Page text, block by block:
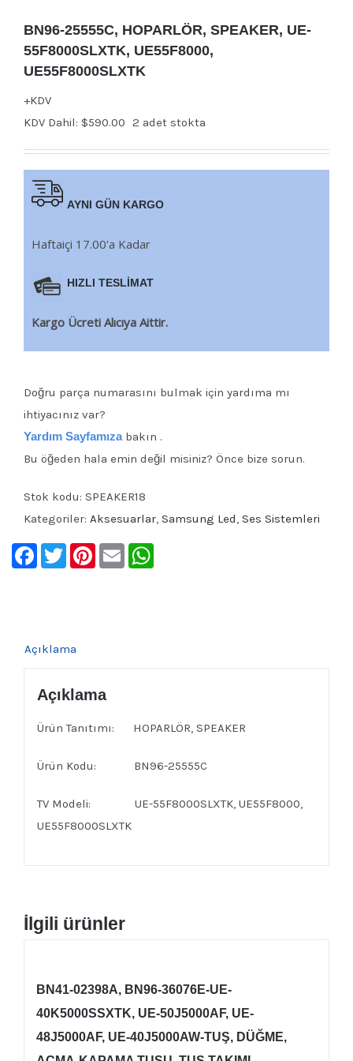
BN96-25555C, HOPARLÖR, SPEAKER, UE-
55F8000SLXTK, UE55F8000,
UE55F8000SLXTK
+KDV
KDV Dahil: $590.00 2 adet stokta
AYNI GÜN KARGO
Haftaiçi 17.00'a Kadar
HIZLI TESLİMAT
Kargo Ücreti Alıcıya Aittir.
Doğru parça numarasını bulmak için yardıma mı
ihtiyacınız var?
Yardım Sayfamızabakın .
Bu öğeden hala emin değil misiniz? Önce bize sorun.
Stok kodu: SPEAKER18
Kategoriler: Aksesuarlar Samsung Led Ses Sistemleri
Facebook
TwitterPinterest
Email
Açıklama
Açıklama
Ürün Tanıtımı: HOPARLÖR, SPEAKER
Ürün Kodu: BN96-25555C
TV Modeli: UE-55F8000SLXTK, UE55F8000,
UE55F8000SLXTK
İlgili ürünler
BN41-02398A, BN96-36076E-UE-
40K5000SSXTK, UE-50J5000AF, UE-
48J5000AF, UE-40J5000AW-TUŞ, DÜĞME,